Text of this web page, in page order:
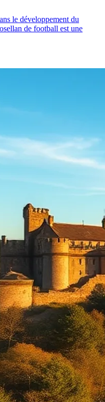
le développement du
de football est une